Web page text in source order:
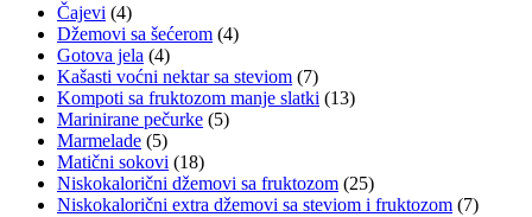
Čajevi (4)
Džemovi sa šećerom (4)
Gotova jela (4)
Kašasti voćni nektar sa steviom (7)
Kompoti sa fruktozom manje slatki (13)
Marinirane pečurke (5)
Marmelade (5)
Matični sokovi (18)
Niskokalorični džemovi sa fruktozom (25)
Niskokalorični extra džemovi sa steviom i fruktozom (7)